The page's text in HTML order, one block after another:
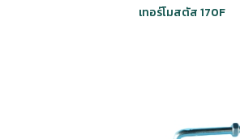
เทอร์โมสตัส 170F